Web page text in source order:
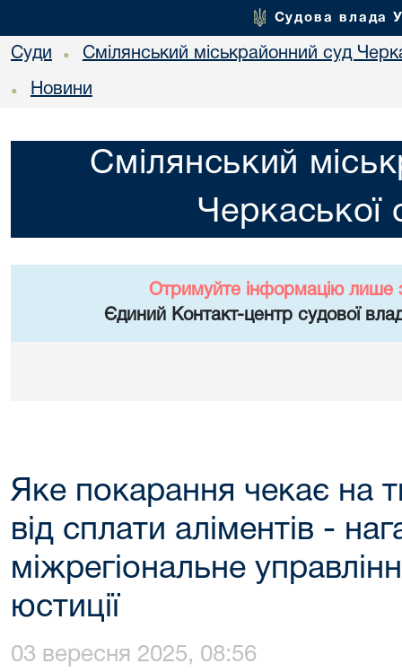
Судова влада
Суди • Смілянський міськрайонний суд
• Новини
Смілянський
Черкаської
Отримуйте інформацію лише
Єдиний Контакт-центр судової
Яке покарання чекає на
від сплати аліментів -
міжрегіональне
юстиції
03 вересня 2025, 08:56